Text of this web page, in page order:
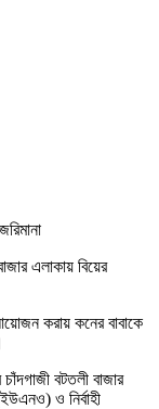
এলাকায় বিয়ের
করায় কনের বাবাকে
বটতলী বাজার
ও নির্বাহী